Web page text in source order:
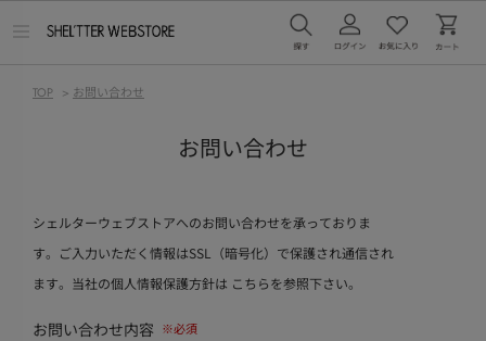
TOP > お問い合わせ
お問い合わせ
シェルターウェブストアへのお問い合わせを承っておりま
す。ご入力いただく情報はSSL（暗号化）で保護され通信され
ます。当社の個人情報保護方針は こちらを参照下さい。
お問い合わせ内容